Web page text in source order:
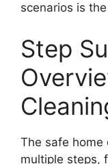
scenarios is
Step
The safe home
multiple steps,